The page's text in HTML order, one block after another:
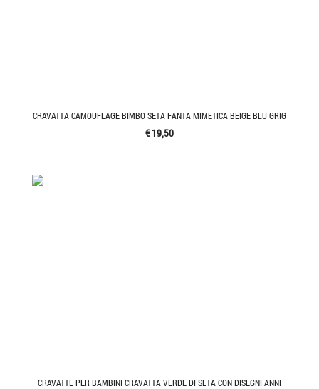
CRAVATTA CAMOUFLAGE BIMBO SETA FANTA MIMETICA BEIGE BLU GRIG
€ 19,50
CRAVATTE PER BAMBINI CRAVATTA VERDE DI SETA CON DISEGNI ANNI